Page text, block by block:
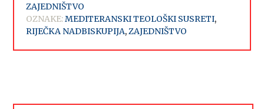
ZAJEDNIŠTVO
OZNAKE:MEDITERANSKI TEOLOŠKI SUSRETI,
RIJEČKA NADBISKUPIJA,ZAJEDNIŠTVO